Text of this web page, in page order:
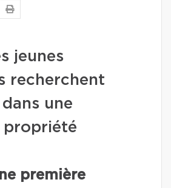
jeunes
recherchent
une
propriété
première